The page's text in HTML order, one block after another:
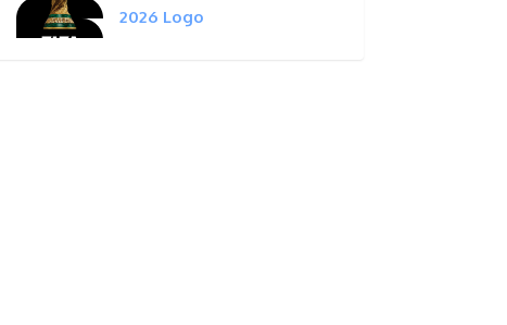
2026 Logo